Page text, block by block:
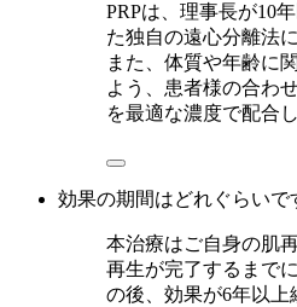
PRPは、理事長が10
た独自の遠心分離法
また、体質や年齢に
よう、患者様の合わ
を最適な濃度で配合
効果の期間はどれぐらいで
本治療はご自身の肌
再生が完了するまで
の後、効果が6年以上